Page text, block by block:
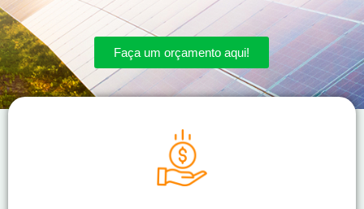
Faça um orçamento aqui!